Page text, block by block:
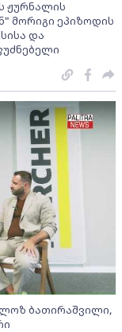
ჟურნალის
მორიგი ეპიზოდის
და
ბათირაშვილი,